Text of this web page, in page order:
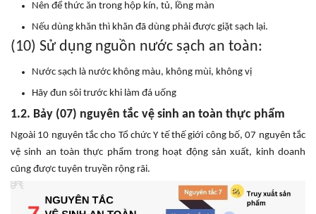
Nên để thức ăn trong hộp kín, tủ, lồng màn
Nếu dùng khăn thì khăn đã dùng phải được giặt sạch lại.
(10) Sử dụng nguồn nước sạch an toàn:
Nước sạch là nước không màu, không mùi, không vị
Hãy đun sôi trước khi làm đá uống
1.2. Bảy (07) nguyên tắc vệ sinh an toàn thực phẩm
Ngoài 10 nguyên tắc cho Tổ chức Y tế thế giới công bố, 07 nguyên tắc
vệ sinh an toàn thực phẩm trong hoạt động sản xuất, kinh doanh
cũng được tuyên truyền rộng rãi.